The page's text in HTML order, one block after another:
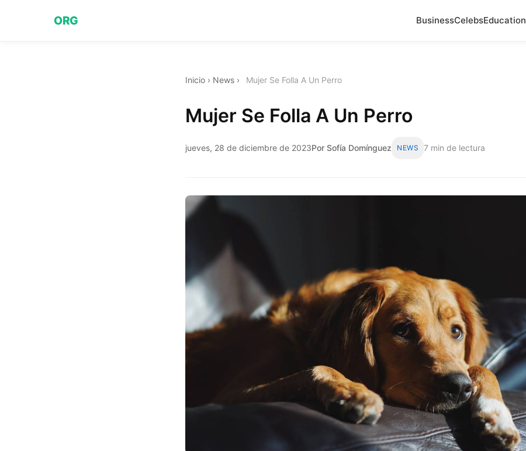
ORG BusinessCelebsEducation
Inicio › News › Mujer Se Folla A Un Perro
Mujer Se Folla A Un Perro
jueves, 28 de diciembre de 2023Por Sofía Domínguez NEWS 7 min de lectura